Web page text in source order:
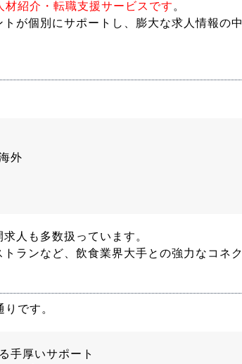
紹介・転職支援サービスです 。
が個別にサポートし、膨大な求人情報の
外
人も多数扱っています。
ランなど、飲食業界大手との強力なコネ
です。
手厚いサポート